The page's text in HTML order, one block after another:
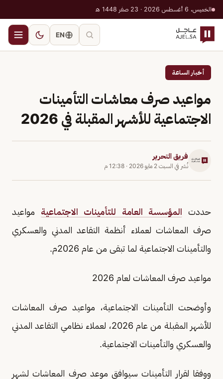
الخميس، 6 أغسطس 2026 · 23 صفر 1448 هـ
EN
أخبار الساعة
مواعيد صرف معاشات التأمينات
الاجتماعية للأشهر المقبلة في 2026
فريق التحرير
نُشر في السبت 2 مايو 2026 · 12:38 م
حددت المؤسسة العامة للتأمينات الاجتماعية مواعيد
صرف المعاشات لعملاء أنظمة التقاعد المدني والعسكري
والتأمينات الاجتماعية لما تبقى من عام 2026م.
مواعيد صرف المعاشات لعام 2026
وأوضحت التأمينات الاجتماعية، مواعيد صرف المعاشات
للأشهر المقبلة من عام 2026، لعملاء نظامي التقاعد المدني
والعسكري والتأمينات الاجتماعية.
ووفقا لقرار التأمينات سيوافق موعد صرف المعاشات لشهر